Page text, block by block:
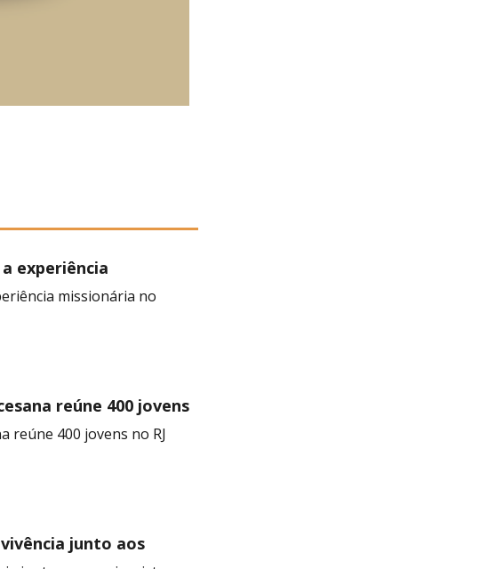
experiência
Laguna Negra
missionária no
reúne 400 jovens
reúne 400 jovens no RJ
vivência junto aos